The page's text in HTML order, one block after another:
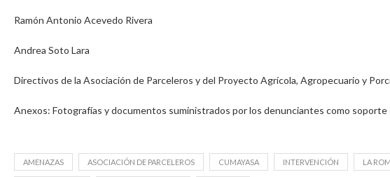
Ramón Antonio Acevedo Rivera
Andrea Soto Lara
Directivos de la Asociación de Parceleros y del Proyecto Agrícola, Agropecuario y
Anexos: Fotografías y documentos suministrados por los denunciantes como
AMENAZAS ASOCIACIÓN DE PARCELEROS CUMAYASA INTERVENCIÓN LA